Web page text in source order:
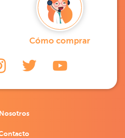
Cómo comprar
Nosotros